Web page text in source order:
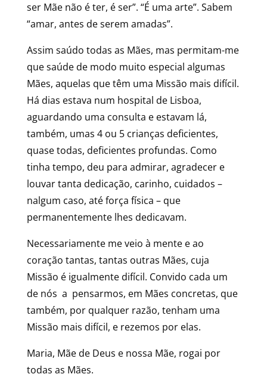
ser Mãe não é ter, é ser”. “É uma arte”. Sabem
“amar, antes de serem amadas”.
Assim saúdo todas as Mães, mas permitam-me
que saúde de modo muito especial algumas
Mães, aquelas que têm uma Missão mais difícil.
Há dias estava num hospital de Lisboa,
aguardando uma consulta e estavam lá,
também, umas 4 ou 5 crianças deficientes,
quase todas, deficientes profundas. Como
tinha tempo, deu para admirar, agradecer e
louvar tanta dedicação, carinho, cuidados –
nalgum caso, até força física – que
permanentemente lhes dedicavam.
Necessariamente me veio à mente e ao
coração tantas, tantas outras Mães, cuja
Missão é igualmente difícil. Convido cada um
de nós a pensarmos, em Mães concretas, que
também, por qualquer razão, tenham uma
Missão mais difícil, e rezemos por elas.
Maria, Mãe de Deus e nossa Mãe, rogai por
todas as Mães.